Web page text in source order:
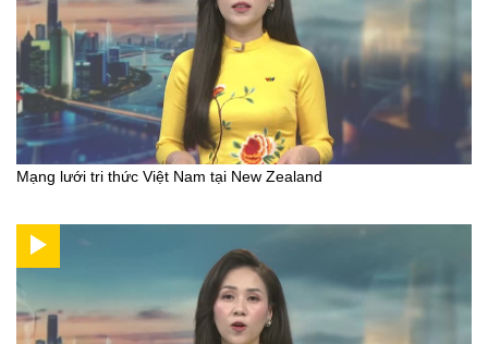
Mạng lưới tri thức Việt Nam tại New Zealand